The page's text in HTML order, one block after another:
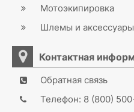
Мотоэкипировка
Шлемы и аксессуары
Контактная
Обратная связь
Телефон: 8 (800)